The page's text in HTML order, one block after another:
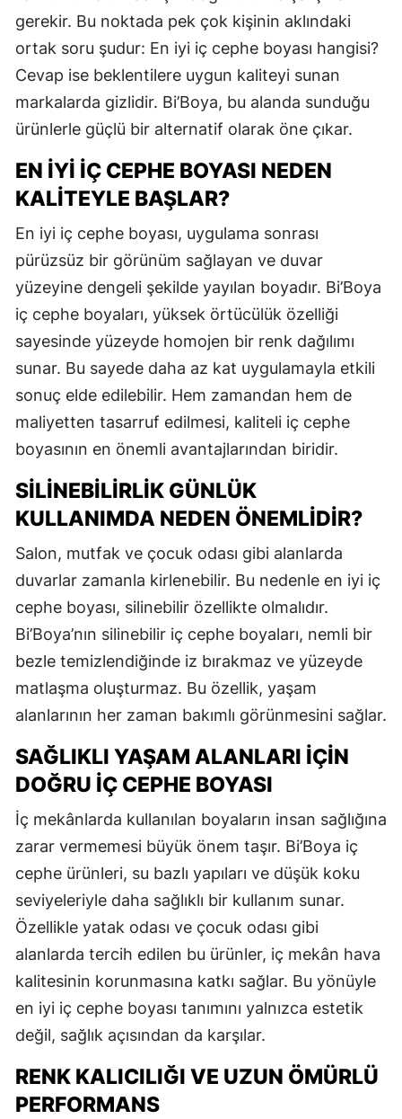
gerekir. Bu noktada pek çok kişinin aklındaki
ortak soru şudur: En iyi iç cephe boyası hangisi?
Cevap ise beklentilere uygun kaliteyi sunan
markalarda gizlidir. Bi’Boya, bu alanda sunduğu
ürünlerle güçlü bir alternatif olarak öne çıkar.
EN İYI İÇ CEPHE BOYASI NEDEN
KALITEYLE BAŞLAR?
En iyi iç cephe boyası, uygulama sonrası
pürüzsüz bir görünüm sağlayan ve duvar
yüzeyine dengeli şekilde yayılan boyadır. Bi’Boya
iç cephe boyaları, yüksek örtücülük özelliği
sayesinde yüzeyde homojen bir renk dağılımı
sunar. Bu sayede daha az kat uygulamayla etkili
sonuç elde edilebilir. Hem zamandan hem de
maliyetten tasarruf edilmesi, kaliteli iç cephe
boyasının en önemli avantajlarından biridir.
SILINEBILIRLIK GÜNLÜK
KULLANIMDA NEDEN ÖNEMLIDIR?
Salon, mutfak ve çocuk odası gibi alanlarda
duvarlar zamanla kirlenebilir. Bu nedenle en iyi iç
cephe boyası, silinebilir özellikte olmalıdır.
Bi’Boya’nın silinebilir iç cephe boyaları, nemli bir
bezle temizlendiğinde iz bırakmaz ve yüzeyde
matlaşma oluşturmaz. Bu özellik, yaşam
alanlarının her zaman bakımlı görünmesini sağlar.
SAĞLIKLI YAŞAM ALANLARI İÇIN
DOĞRU İÇ CEPHE BOYASI
İç mekânlarda kullanılan boyaların insan sağlığına
zarar vermemesi büyük önem taşır. Bi’Boya iç
cephe ürünleri, su bazlı yapıları ve düşük koku
seviyeleriyle daha sağlıklı bir kullanım sunar.
Özellikle yatak odası ve çocuk odası gibi
alanlarda tercih edilen bu ürünler, iç mekân hava
kalitesinin korunmasına katkı sağlar. Bu yönüyle
en iyi iç cephe boyası tanımını yalnızca estetik
değil, sağlık açısından da karşılar.
RENK KALICILIĞI VE UZUN ÖMÜRLÜ
PERFORMANS